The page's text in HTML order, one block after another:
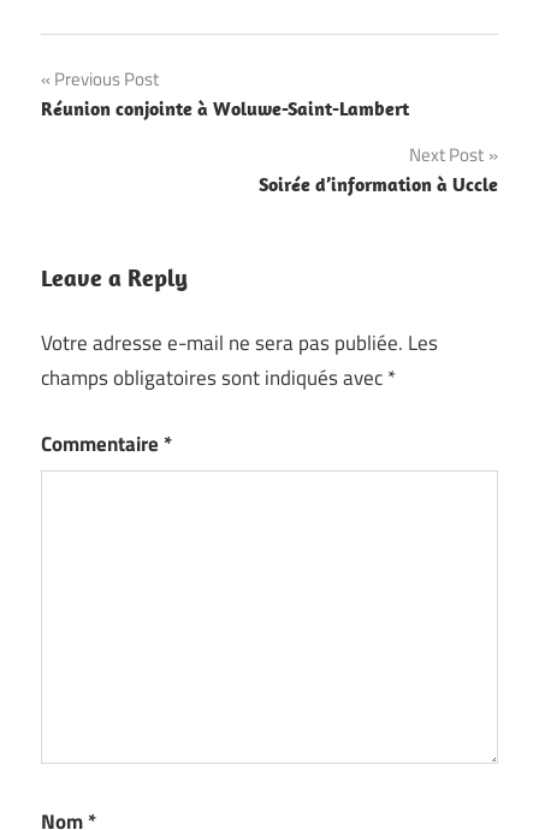
Navigation
de
Previous Post
Réunion conjointe à Woluwe-Saint-Lambert
Next Post
Soirée d’information à Uccle
Leave a Reply
Votre adresse e-mail ne sera pas publiée. Les
champs obligatoires sont indiqués avec*
Commentaire *
Nom*